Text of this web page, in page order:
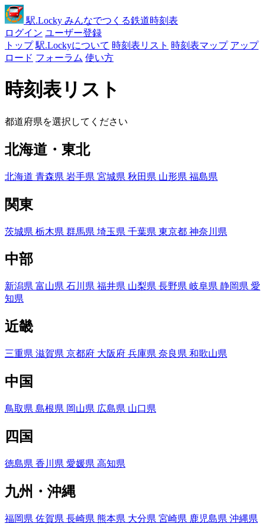
駅.Locky みんなでつくる鉄道時刻表
ログイン ユーザー登録
トップ 駅.Lockyについて 時刻表リスト 時刻表マップ アップ
ロード フォーラム 使い方
時刻表リスト
都道府県を選択してください
北海道・東北
北海道 青森県 岩手県 宮城県 秋田県 山形県 福島県
関東
茨城県 栃木県 群馬県 埼玉県 千葉県 東京都 神奈川県
中部
新潟県 富山県 石川県 福井県 山梨県 長野県 岐阜県 静岡県 愛
知県
近畿
三重県 滋賀県 京都府 大阪府 兵庫県 奈良県 和歌山県
中国
鳥取県 島根県 岡山県 広島県 山口県
四国
徳島県 香川県 愛媛県 高知県
九州・沖縄
福岡県 佐賀県 長崎県 熊本県 大分県 宮崎県 鹿児島県 沖縄県